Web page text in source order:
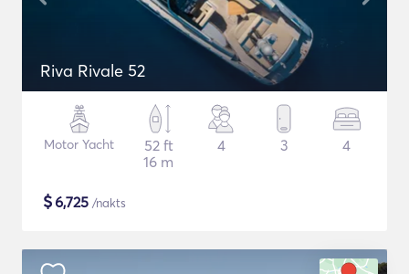
Riva Rivale 52
Motor Yacht
52 ft
16 m
4 3 4
$6,725 /nakts